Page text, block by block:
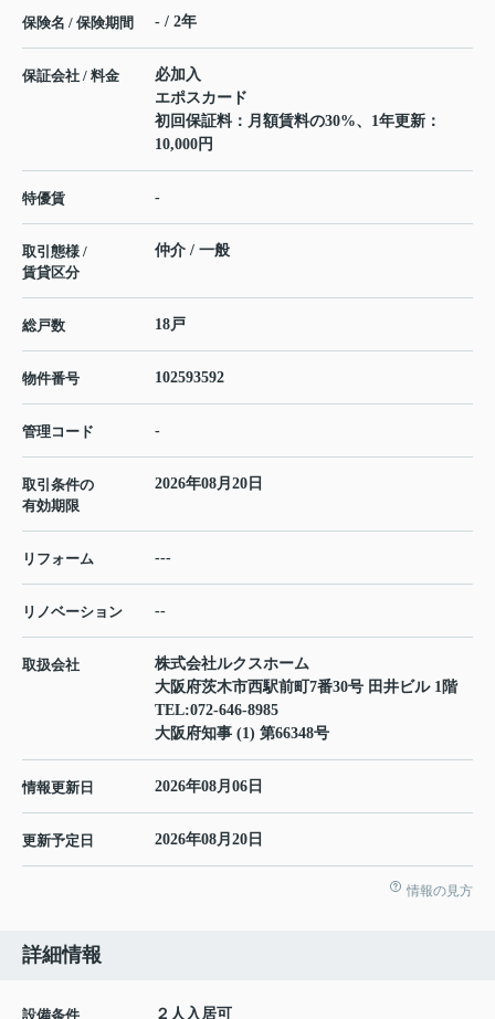
保険名 / 保険期間 - / 2年
保証会社 / 料金
必加入
エポスカード
初回保証料：月額賃料の30%、1年更新：
10,000円
特優賃 -
取引態様 /
賃貸区分
仲介 / 一般
総戸数 18戸
物件番号 102593592
管理コード -
取引条件の
有効期限
2026年08月20日
リフォーム ---
リノベーション --
取扱会社
株式会社ルクスホーム
大阪府茨木市西駅前町7番30号 田井ビル 1階
TEL:072-646-8985
大阪府知事 (1) 第66348号
情報更新日 2026年08月06日
更新予定日 2026年08月20日
情報の見方
詳細情報
設備条件
２人入居可